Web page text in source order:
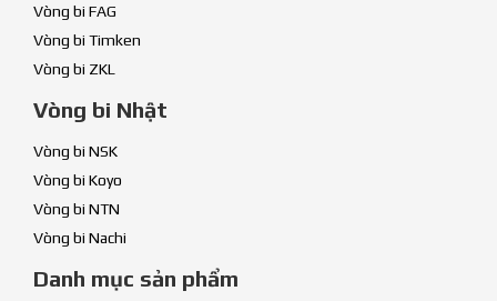
Vòng bi FAG
Vòng bi Timken
Vòng bi ZKL
Vòng bi Nhật
Vòng bi NSK
Vòng bi Koyo
Vòng bi NTN
Vòng bi Nachi
Danh mục sản phẩm